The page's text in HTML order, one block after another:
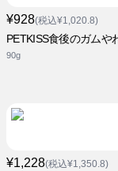
¥928(税込¥1,020.8)
PETKISS食後のガムや
90g
¥1,228(税込¥1,350.8)